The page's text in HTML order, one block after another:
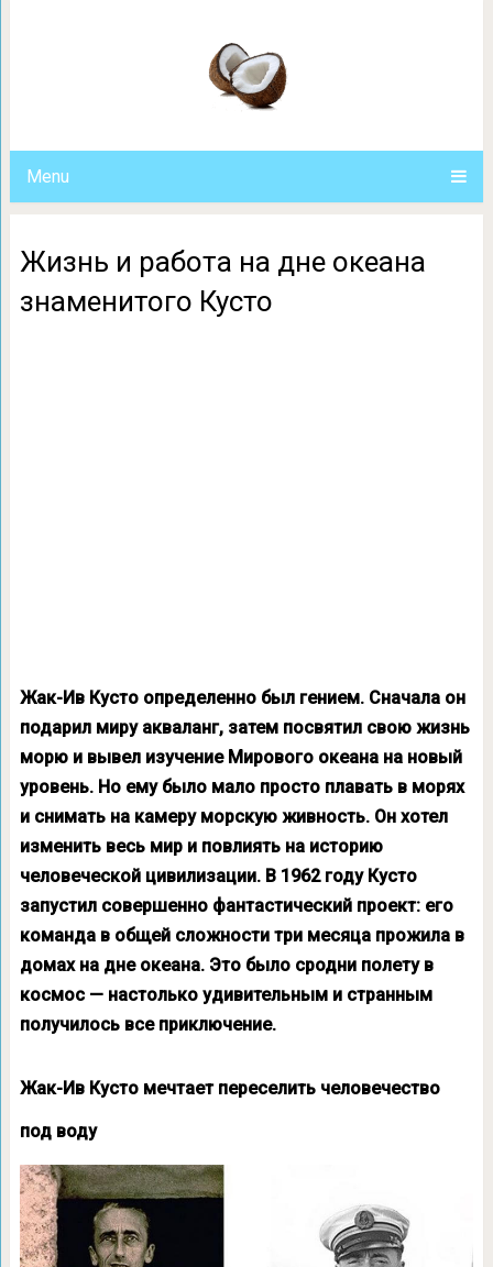
Menu
Жизнь и работа на дне океана
знаменитого Кусто
Жак-Ив Кусто определенно был гением. Сначала он
подарил миру акваланг, затем посвятил свою жизнь
морю и вывел изучение Мирового океана на новый
уровень. Но ему было мало просто плавать в морях
и снимать на камеру морскую живность. Он хотел
изменить весь мир и повлиять на историю
человеческой цивилизации. В 1962 году Кусто
запустил совершенно фантастический проект: его
команда в общей сложности три месяца прожила в
домах на дне океана. Это было сродни полету в
космос — настолько удивительным и странным
получилось все приключение.
Жак-Ив Кусто мечтает переселить человечество
под воду